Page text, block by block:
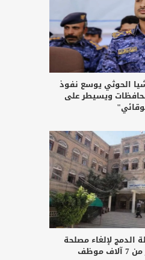
الحوثي يوسع نفوذ
الأمني في 3 محافظات ويسيطر على
لإلغاء مصلحة